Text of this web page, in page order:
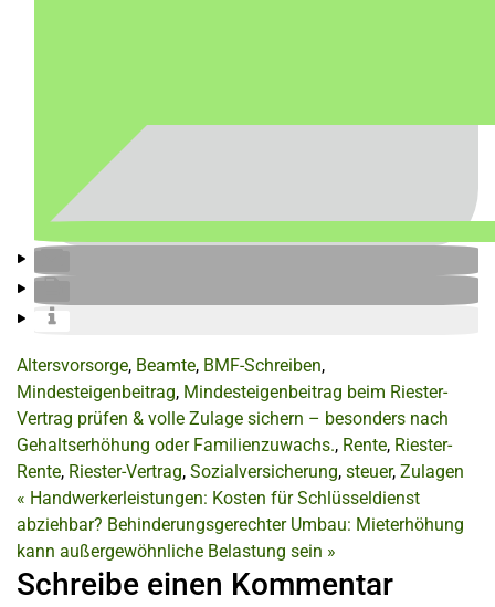
Altersvorsorge, Beamte, BMF-Schreiben,
Mindesteigenbeitrag, Mindesteigenbeitrag beim Riester-
Vertrag prüfen & volle Zulage sichern – besonders nach
Gehaltserhöhung oder Familienzuwachs., Rente, Riester-
Rente, Riester-Vertrag, Sozialversicherung, steuer, Zulagen
« Handwerkerleistungen: Kosten für Schlüsseldienst
abziehbar? Behinderungsgerechter Umbau: Mieterhöhung
kann außergewöhnliche Belastung sein »
Schreibe einen Kommentar